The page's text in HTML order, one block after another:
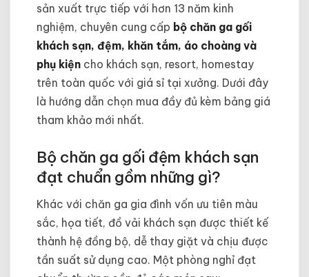
sản xuất trực tiếp với hơn 13 năm kinh
nghiệm, chuyên cung cấp bộ chăn ga gối
khách sạn, đệm, khăn tắm, áo choàng và
phụ kiện cho khách sạn, resort, homestay
trên toàn quốc với giá sỉ tại xưởng. Dưới đây
là hướng dẫn chọn mua đầy đủ kèm bảng giá
tham khảo mới nhất.
Bộ chăn ga gối đệm khách sạn
đạt chuẩn gồm những gì?
Khác với chăn ga gia đình vốn ưu tiên màu
sắc, họa tiết, đồ vải khách sạn được thiết kế
thành hệ đồng bộ, dễ thay giặt và chịu được
tần suất sử dụng cao. Một phòng nghỉ đạt